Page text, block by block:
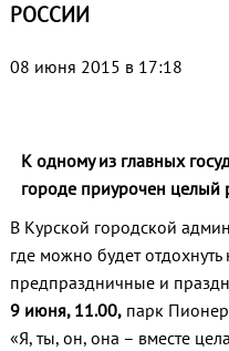
РОССИИ
08 июня 2015 в 17:18
К одному из главных
городе приурочен целый
В Курской городской
где можно будет отдохнуть
предпраздничные и
9 июня, 11.00,парк
«Я, ты, он, она – вместе